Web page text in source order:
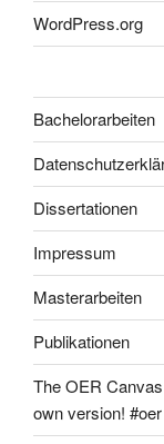
WordPress.org
Bachelorarbeiten
Dissertationen
Impressum
Masterarbeiten
Publikationen
The OER
own version!